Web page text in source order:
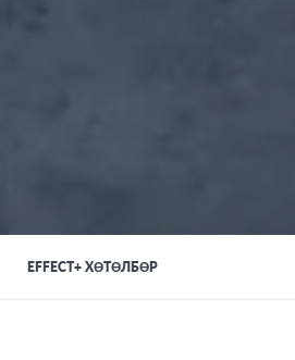
EFFECT+ ХӨТӨЛБӨР